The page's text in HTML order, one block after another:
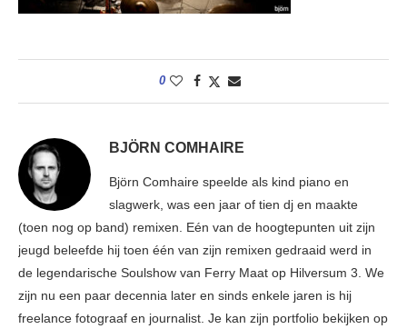
0
BJÖRN COMHAIRE
Björn Comhaire speelde als kind piano en
slagwerk, was een jaar of tien dj en maakte
(toen nog op band) remixen. Eén van de hoogtepunten uit zijn
jeugd beleefde hij toen één van zijn remixen gedraaid werd in
de legendarische Soulshow van Ferry Maat op Hilversum 3. We
zijn nu een paar decennia later en sinds enkele jaren is hij
freelance fotograaf en journalist. Je kan zijn portfolio bekijken op